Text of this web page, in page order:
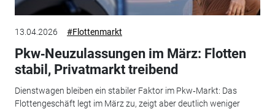
13.04.2026 #Flottenmarkt
Pkw‑Neuzulassungen im März: Flotten
stabil, Privatmarkt treibend
Dienstwagen bleiben ein stabiler Faktor im Pkw‑Markt: Das
Flottengeschäft legt im März zu, zeigt aber deutlich weniger